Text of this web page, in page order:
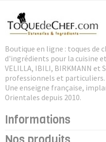
Boutique en ligne : toques de
d'ingrédients pour la cuisine
VELILLA, IBILI, BIRKMANN et
professionnels et particuliers.
Une enseigne française,
Orientales depuis 2010.
Informations